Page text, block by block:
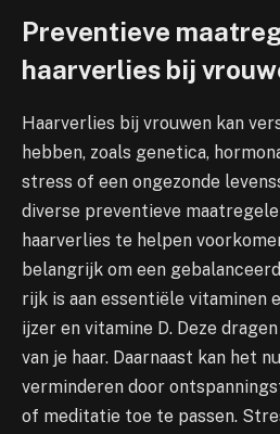
Preventieve
haarverlies bij
Haarverlies bij vrouwen kan
hebben, zoals genetica,
stress of een ongezonde
diverse preventieve
haarverlies te helpen
belangrijk om een
rijk is aan essentiële vitaminen
ijzer en vitamine D. Deze
van je haar. Daarnaast kan het
verminderen door
of meditatie toe te passen.